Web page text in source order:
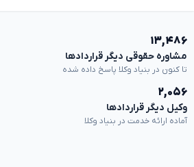
۱۳,۴۸۶
مشاوره حقوقی دیگر قراردادها
تا کنون در بنیاد وکلا پاسخ داده شده
۲,۰۵۶
وکیل دیگر قراردادها
آماده ارائه خدمت در بنیاد وکلا